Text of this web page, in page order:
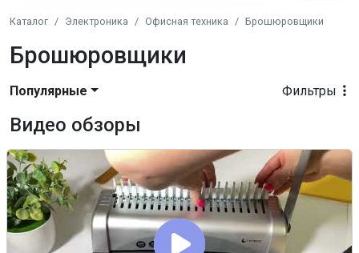
Каталог Электроника Офисная техника Брошюровщики
Брошюровщики
Фильтры
Популярные
Видео обзоры